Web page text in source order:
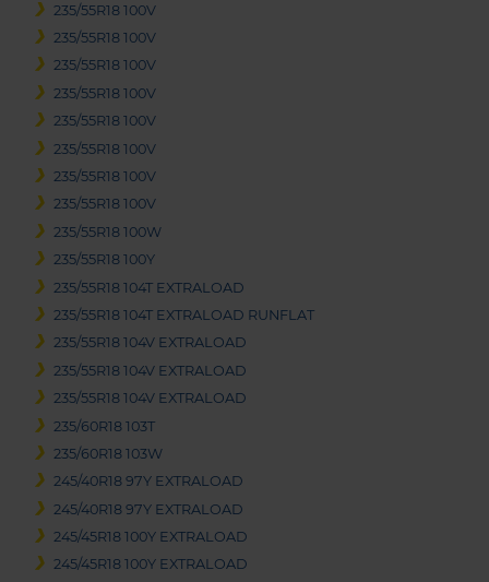
235/55R18 100V
235/55R18 100V
235/55R18 100V
235/55R18 100V
235/55R18 100V
235/55R18 100V
235/55R18 100V
235/55R18 100V
235/55R18 100W
235/55R18 100Y
235/55R18 104T EXTRALOAD
235/55R18 104T EXTRALOAD RUNFLAT
235/55R18 104V EXTRALOAD
235/55R18 104V EXTRALOAD
235/55R18 104V EXTRALOAD
235/60R18 103T
235/60R18 103W
245/40R18 97Y EXTRALOAD
245/40R18 97Y EXTRALOAD
245/45R18 100Y EXTRALOAD
245/45R18 100Y EXTRALOAD